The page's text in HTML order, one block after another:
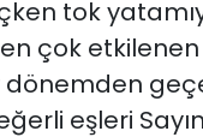
tok
çok etkilenen
dönemden
eşleri